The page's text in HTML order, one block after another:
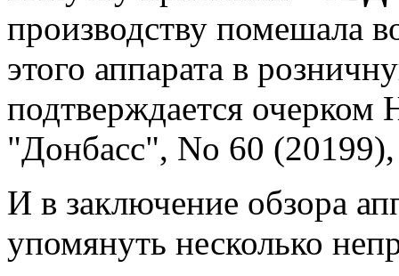
производству помешала
этого аппарата в
подтверждается очерком
"Донбасс", No 60
И в заключение обзора
упомянуть несколько